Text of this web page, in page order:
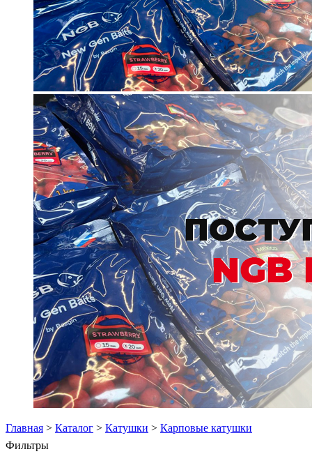
Главная > Каталог > Катушки > Карповые катушки
Фильтры